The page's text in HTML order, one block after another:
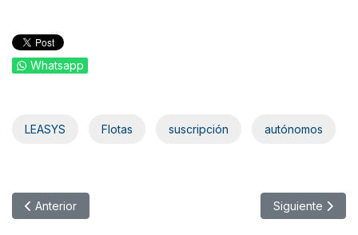
Whatsapp
LEASYS Flotas suscripción autónomos
Artículo anterior: LeasePlan encarga 3.000 furgonetas
Anterior Artículo
Siguiente